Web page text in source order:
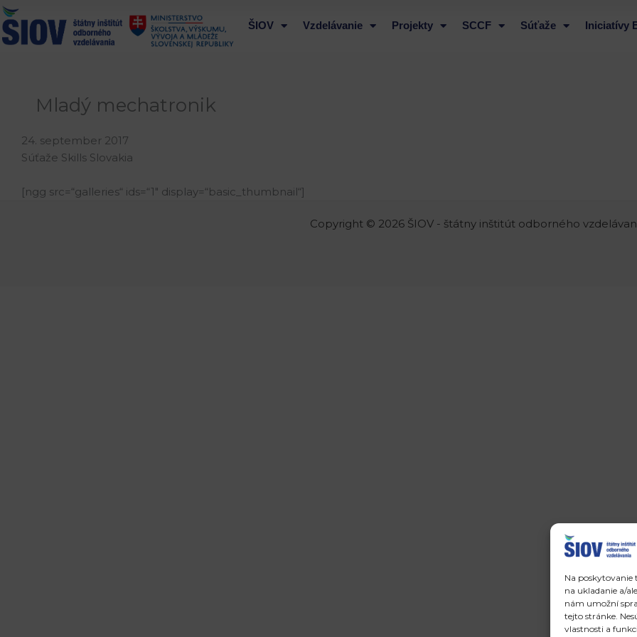
Na poskytovanie
na ukladanie a/
nám umožní
tejto stránke.
vlastnosti a
Preskočiť
na
obsah
ŠIOV Vzdelávanie Projekty SCCF Súťaže Iniciatívy
Mladý mechatronik
24. september 2017
Súťaže Skills Slovakia
[ngg src=“galleries“ ids=“1″ display=“basic_thumbnail“]
Copyright © 2026 ŠIOV - štátny inštitút odborného